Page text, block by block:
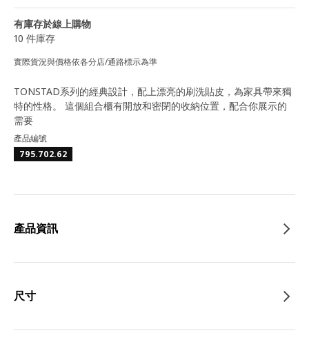
有庫存於線上購物
10 件庫存
實際貨況與價格依各分店/通路標示為準
TONSTAD系列的經典設計，配上漂亮的刷洗貼皮，為家具帶來獨
特的性格。 這個組合櫃有開放和密閉的收納位置，配合你展示的
需要
產品編號
795.702.62
產品資訊
尺寸